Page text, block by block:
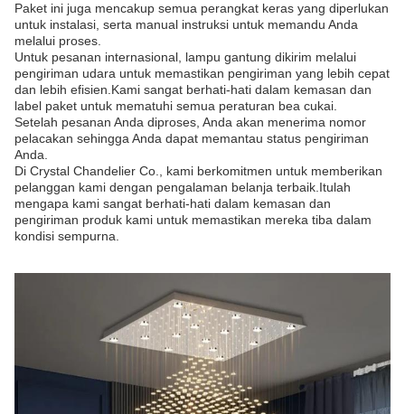
Paket ini juga mencakup semua perangkat keras yang diperlukan
untuk instalasi, serta manual instruksi untuk memandu Anda
melalui proses.
Untuk pesanan internasional, lampu gantung dikirim melalui
pengiriman udara untuk memastikan pengiriman yang lebih cepat
dan lebih efisien.Kami sangat berhati-hati dalam kemasan dan
label paket untuk mematuhi semua peraturan bea cukai.
Setelah pesanan Anda diproses, Anda akan menerima nomor
pelacakan sehingga Anda dapat memantau status pengiriman
Anda.
Di Crystal Chandelier Co., kami berkomitmen untuk memberikan
pelanggan kami dengan pengalaman belanja terbaik.Itulah
mengapa kami sangat berhati-hati dalam kemasan dan
pengiriman produk kami untuk memastikan mereka tiba dalam
kondisi sempurna.